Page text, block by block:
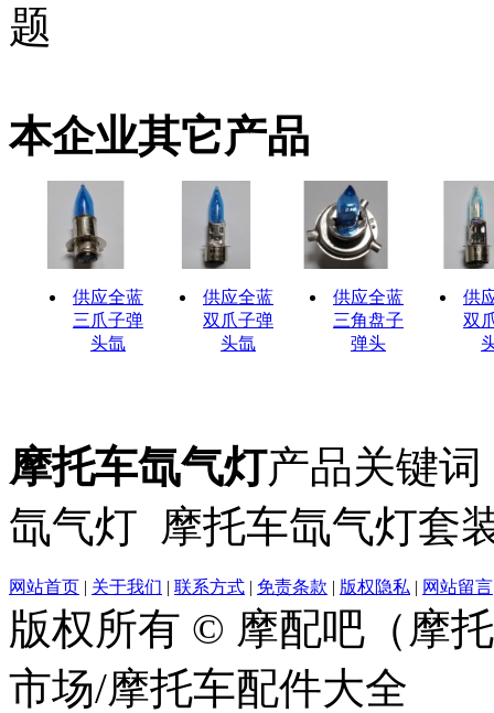
题
本企业其它产品
供应全蓝
三爪子弹
头氙
供应全蓝
双爪子弹
头氙
供应全蓝
三角盘子
弹头
供
双
摩托车氙气灯产品关键
氙气灯 摩托车氙气灯套
网站首页 | 关于我们 | 联系方式 | 免责条款 | 版权隐私 | 网站留言
版权所有 © 摩配吧（摩
市场/摩托车配件大全